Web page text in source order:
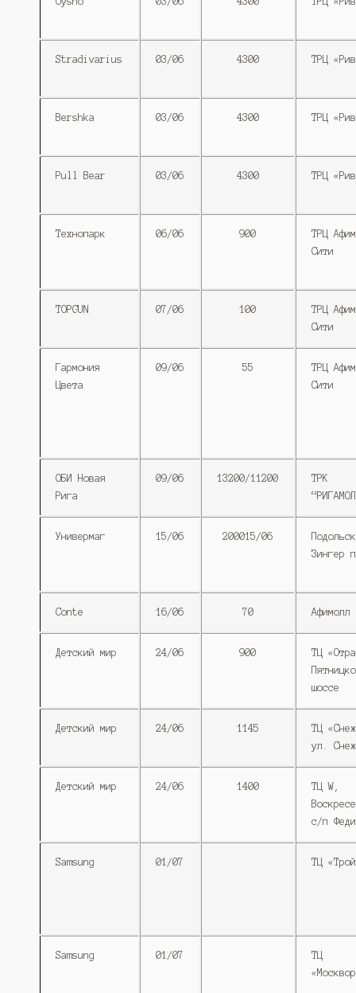
Stradivarius 03/06 4300 ТРЦ
Bershka 03/06 4300 ТРЦ
Pull Bear 03/06 4300 ТРЦ
Технопарк 06/06 900
ТРЦ
Сити
TOPGUN 07/06 100
ТРЦ
Сити
Гармония
Цвета
09/06 55
ТРЦ
Сити
ОБИ Новая
Рига
09/06 13200/11200
ТРК
Универмаг 15/06 200015/06
Зингер
Conte 16/06 70 Афимолл
Детский мир 24/06 900
ТЦ
шоссе
Детский мир 24/06 1145
ТЦ
ул.
Детский мир 24/06 1400
ТЦ W,
с/п
Samsung 01/07 ТЦ
Samsung 01/07
ТЦ